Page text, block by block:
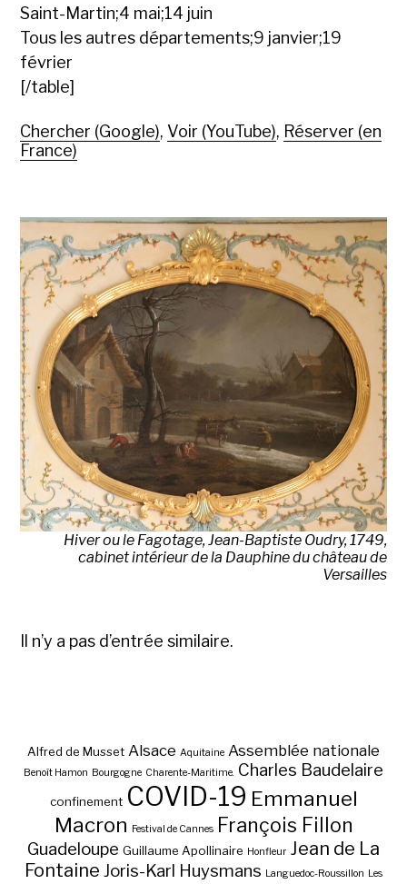
Saint-Martin;4 mai;14 juin
Tous les autres départements;9 janvier;19
février
[/table]
Chercher (Google), Voir (YouTube), Réserver (en
France)
Hiver ou le Fagotage, Jean-Baptiste Oudry, 1749,
cabinet intérieur de la Dauphine du château de
Versailles
Il n’y a pas d’entrée similaire.
Alfred de Musset Alsace Aquitaine Assemblée nationale
Benoît Hamon Bourgogne Charente-Maritime. Charles Baudelaire
confinement COVID-19 Emmanuel
Macron
Festival de Cannes François Fillon
Guadeloupe Guillaume Apollinaire Honfleur Jean de La
Fontaine Joris-Karl Huysmans Languedoc-Roussillon Les